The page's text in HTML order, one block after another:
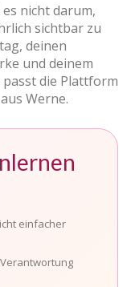
nicht darum,
sichtbar zu
deinen
und deinem
passt die Plattform
Werne.
einfacher